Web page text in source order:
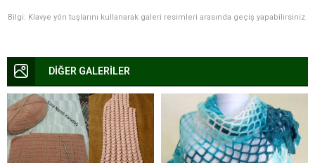
Bilgi: Klavye yön tuşlarını kullanarak galeri resimleri arasında geçiş yapabilirsiniz.
DİĞER GALERİLER